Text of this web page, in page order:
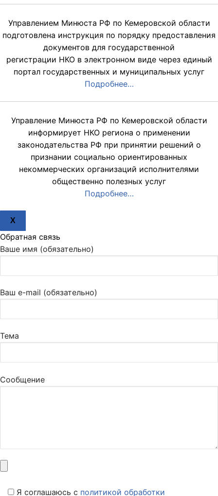
Управлением Минюста РФ по Кемеровской области
подготовлена инструкция по порядку предоставления
документов для государственной
регистрации НКО в электронном виде через единый
портал государственных и муниципальных услуг
Подробнее…
Управление Минюста РФ по Кемеровской области
информирует НКО региона о применении
законодательства РФ при принятии решений о
признании социально ориентированных
некоммерческих организаций исполнителями
общественно полезных услуг
Подробнее…
X
Обратная связь
Ваше имя (обязательно)
Ваш e-mail (обязательно)
Тема
Сообщение
Я соглашаюсь c политикой обработки